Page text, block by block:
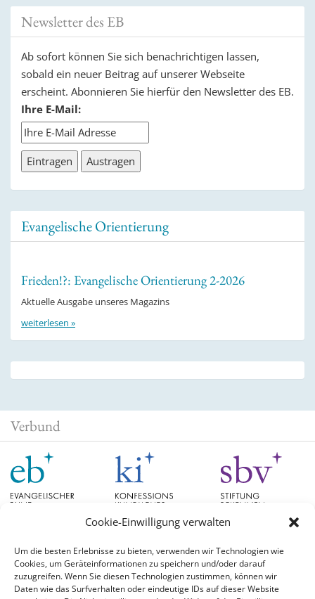
Cookie-Einwilligung verwalten
Um die besten Erlebnisse zu bieten, verwenden wir Technologien wie
Cookies, um Geräteinformationen zu speichern und/oder darauf
zuzugreifen. Wenn Sie diesen Technologien zustimmen, können wir
Daten wie das Surfverhalten oder eindeutige IDs auf dieser Website
Newsletter des EB
Ab sofort können Sie sich benachrichtigen lassen,
sobald ein neuer Beitrag auf unserer Webseite
erscheint. Abonnieren Sie hierfür den Newsletter des EB.
Ihre E-Mail:
Evangelische Orientierung
Frieden!?: Evangelische Orientierung 2-2026
Aktuelle Ausgabe unseres Magazins
weiterlesen »
Verbund
Schlagwörter